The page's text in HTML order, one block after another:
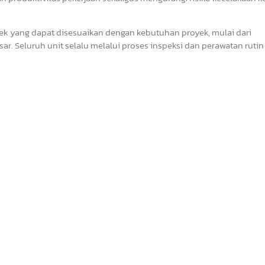
yang dapat disesuaikan dengan kebutuhan proyek, mulai dari
Seluruh unit selalu melalui proses inspeksi dan perawatan